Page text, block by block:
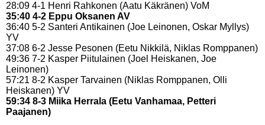
28:09 4-1 Henri Rahkonen (Aatu Käkränen) VoM
35:40 4-2 Eppu Oksanen AV
36:40 5-2 Santeri Antikainen (Joe Leinonen, Oskar Myllys)
YV
37:08 6-2 Jesse Pesonen (Eetu Nikkilä, Niklas Romppanen)
49:36 7-2 Kasper Piitulainen (Joel Heiskanen, Joe
Leinonen)
57:21 8-2 Kasper Tarvainen (Niklas Romppanen, Olli
Heiskanen) YV
59:34 8-3 Miika Herrala (Eetu Vanhamaa, Petteri
Paajanen)